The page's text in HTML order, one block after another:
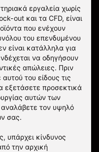
εργαλεία χωρίς
out και τα CFD, είναι
που ενέχουν
του επενδυμένου
είναι κατάλληλα για
να οδηγήσουν
απώλειες. Πριν
του είδους τις
εξετάσετε προσεκτικά
αυτών των
τον υψηλό
σας.
υπάρχει κίνδυνος
την αρχική